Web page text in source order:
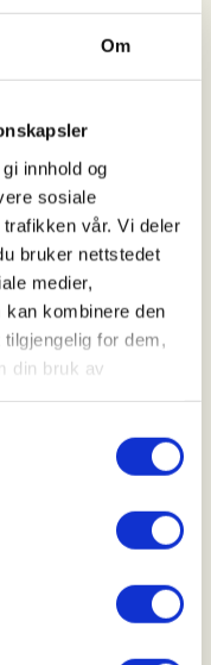
Om
innhold og
sosiale
vår. Vi deler
bruker nettstedet
medier,
kombinere den
for dem,
din bruk av
er det
for
stoppet eller
om de fulgte